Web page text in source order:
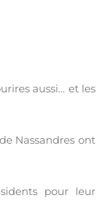
aussi… et les
Nassandres ont
pour leur